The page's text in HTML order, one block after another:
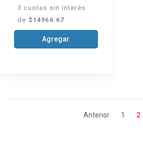
3 cuotas sin interés
de $14966.67
Agregar
Anterior 1 2